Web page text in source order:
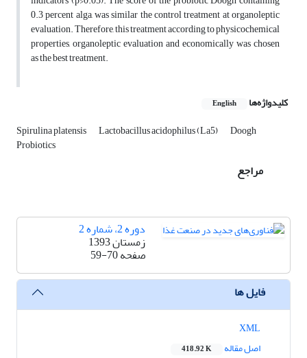
0.3 percent alga, was similar the control treatment at organoleptic
evaluation. Therefore, this treatment according to physicochemical
properties, organoleptic evaluation and economically was chosen
as the best treatment.
کلیدواژه‌ها English
Spirulina platensis Lactobacillus acidophilus (La5) Doogh
Probiotics
مراجع
دوره 2، شماره 2
زمستان 1393
صفحه59-70
فایل ها
اصل مقاله
418.92 K